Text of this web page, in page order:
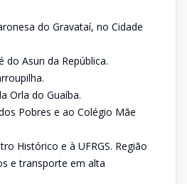
do Gravataí, no Cidade
Asun da República.
Orla do Guaíba.
Pobres e ao Colégio Mãe
Histórico e à UFRGS. Região
e transporte em alta